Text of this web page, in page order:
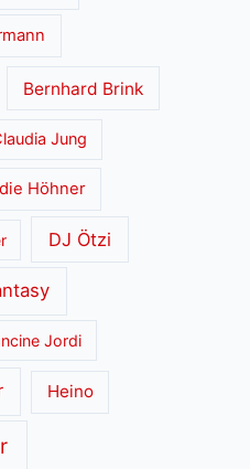
Bernhard Brink
Jung
die Höhner
DJ Ötzi
Jordi
Heino